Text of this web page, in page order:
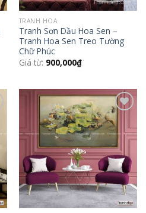
TRANH HOA
Tranh Sơn Dầu Hoa Sen –
Tranh Hoa Sen Treo Tường
Chữ Phúc
Giá từ: 900,000₫
Add to
Wishlist